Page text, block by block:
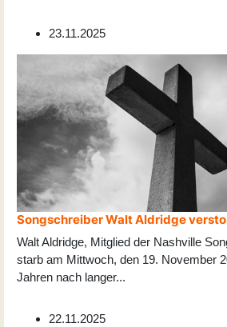
23.11.2025
Songschreiber Walt Aldridge
Walt Aldridge, Mitglied der Nashville
starb am Mittwoch, den 19. November
Jahren nach langer...
22.11.2025